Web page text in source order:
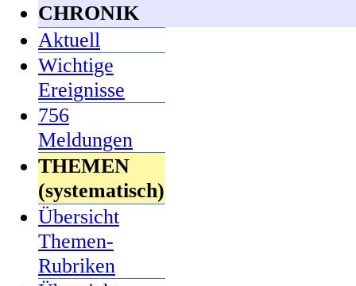
CHRONIK
Aktuell
Wichtige
Ereignisse
756
Meldungen
THEMEN
(systematisch)
Übersicht
Themen-
Rubriken